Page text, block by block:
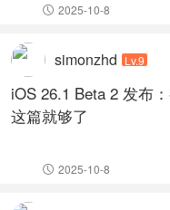
 2025-10-8
simonzhd Lv.9
iOS 26.1 Beta 2 发布
这篇就够了
 2025-10-8